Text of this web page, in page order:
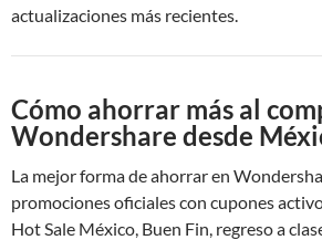
actualizaciones más recientes.
Cómo ahorrar más al
Wondershare desde
La mejor forma de ahorrar en
promociones oficiales con cupones
Hot Sale México, Buen Fin, regreso a